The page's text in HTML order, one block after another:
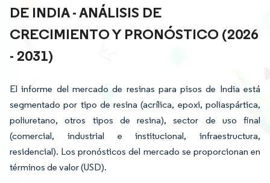
DE INDIA - ANÁLISIS DE
CRECIMIENTO Y PRONÓSTICO (2026
- 2031)
El informe del mercado de resinas para pisos de India está
segmentado por tipo de resina (acrílica, epoxi, poliaspártica,
poliuretano, otros tipos de resina), sector de uso final
(comercial, industrial e institucional, infraestructura,
residencial). Los pronósticos del mercado se proporcionan en
términos de valor (USD).